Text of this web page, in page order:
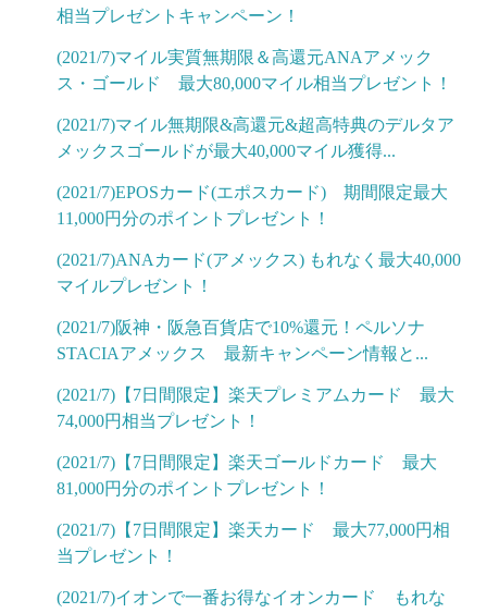
相当プレゼントキャンペーン！
(2021/7)マイル実質無期限＆高還元ANAアメック
ス・ゴールド 最大80,000マイル相当プレゼント！
(2021/7)マイル無期限&高還元&超高特典のデルタア
メックスゴールドが最大40,000マイル獲得...
(2021/7)EPOSカード(エポスカード) 期間限定最大
11,000円分のポイントプレゼント！
(2021/7)ANAカード(アメックス) もれなく最大40,000
マイルプレゼント！
(2021/7)阪神・阪急百貨店で10%還元！ペルソナ
STACIAアメックス 最新キャンペーン情報と...
(2021/7)【7日間限定】楽天プレミアムカード 最大
74,000円相当プレゼント！
(2021/7)【7日間限定】楽天ゴールドカード 最大
81,000円分のポイントプレゼント！
(2021/7)【7日間限定】楽天カード 最大77,000円相
当プレゼント！
(2021/7)イオンで一番お得なイオンカード もれな